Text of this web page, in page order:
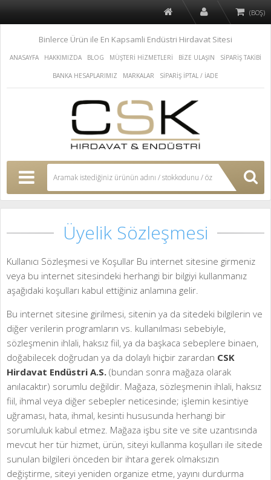
(BOŞ)
Binlerce Ürün ile En Kapsamli Endüstri Hirdavat Sitesi
ANASAYFA HAKKIMIZDA BLOG MÜŞTERİ HİZMETLERİ BİZE ULAŞIN SİPARİŞ TAKİBİ
BANKA HESAPLARIMIZ MARKALAR SİPARİŞ İPTAL / İADE
Üyelik Sözleşmesi
Kullanıcı Sözleşmesi ve Koşullar Bu internet sitesine girmeniz
veya bu internet sitesindeki herhangi bir bilgiyi kullanmanız
aşağıdaki koşulları kabul ettiğiniz anlamına gelir.
Bu internet sitesine girilmesi, sitenin ya da sitedeki bilgilerin ve
diğer verilerin programların vs. kullanılması sebebiyle,
sözleşmenin ihlali, haksız fiil, ya da başkaca sebeplere binaen,
doğabilecek doğrudan ya da dolaylı hiçbir zarardan CSK
Hirdavat Endüstri A.S. (bundan sonra mağaza olarak
anılacaktır) sorumlu değildir. Mağaza, sözleşmenin ihlali, haksız
fiil, ihmal veya diğer sebepler neticesinde; işlemin kesintiye
uğraması, hata, ihmal, kesinti hususunda herhangi bir
sorumluluk kabul etmez. Mağaza işbu site ve site uzantısında
mevcut her tür hizmet, ürün, siteyi kullanma koşulları ile sitede
sunulan bilgileri önceden bir ihtara gerek olmaksızın
değiştirme, siteyi yeniden organize etme, yayını durdurma